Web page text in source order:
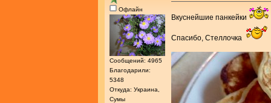
Офлайн
Сообщений: 4965
Благодарили:
5348
Откуда: Украина,
Сумы
Вкуснейшие панкейки
Спасибо, Стеллочка